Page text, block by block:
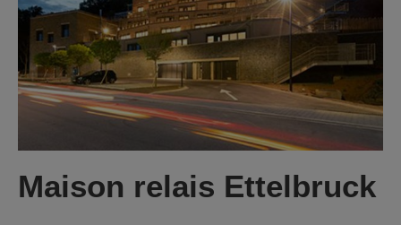
Maison relais Ettelbruck